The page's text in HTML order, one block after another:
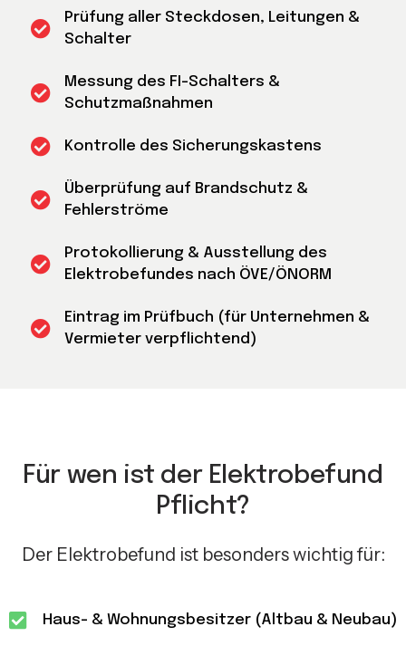
Prüfung aller Steckdosen, Leitungen &
Schalter
Messung des FI-Schalters &
Schutzmaßnahmen
Kontrolle des Sicherungskastens
Überprüfung auf Brandschutz &
Fehlerströme
Protokollierung & Ausstellung des
Elektrobefundes nach ÖVE/ÖNORM
Eintrag im Prüfbuch (für Unternehmen &
Vermieter verpflichtend)
Für wen ist der Elektrobefund
Pflicht?
Der Elektrobefund ist besonders wichtig für:
Haus- & Wohnungsbesitzer (Altbau & Neubau)